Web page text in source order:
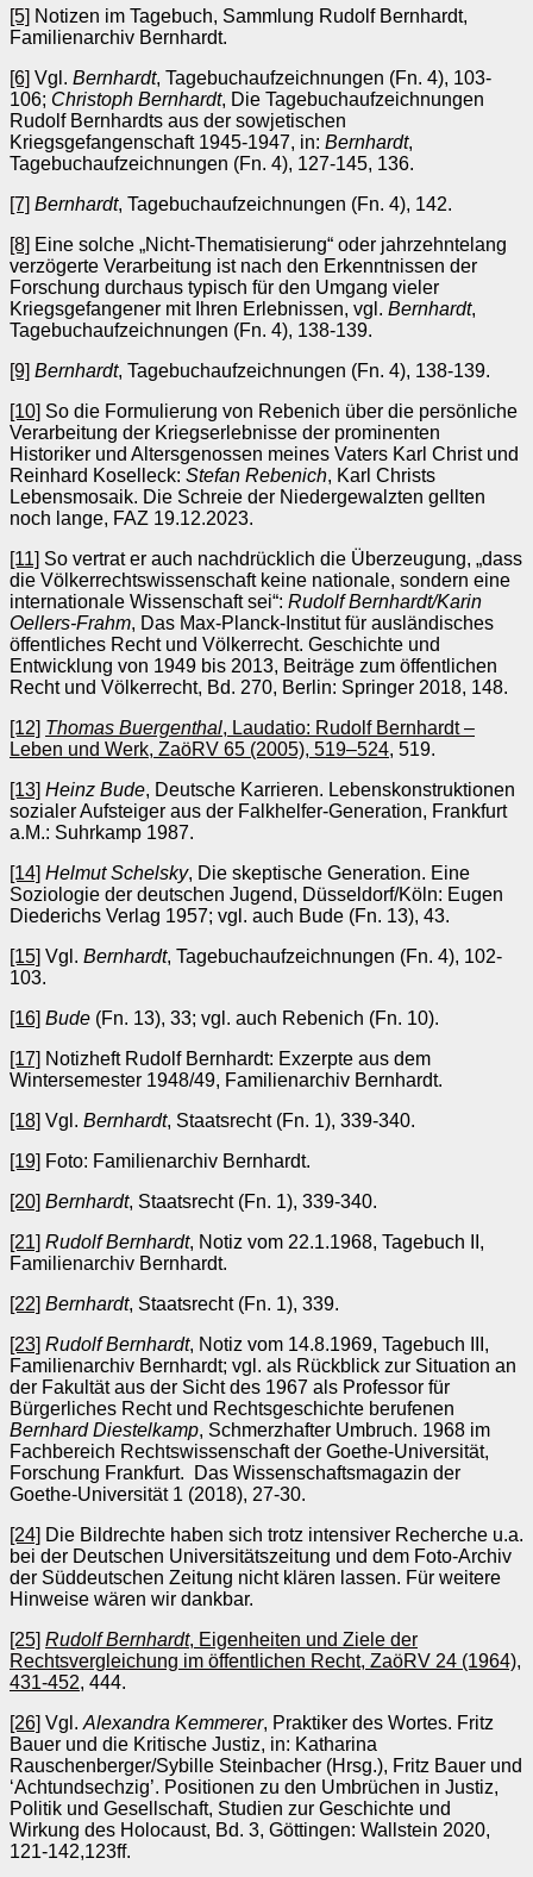
[5] Notizen im Tagebuch, Sammlung Rudolf Bernhardt,
Familienarchiv Bernhardt.
[6] Vgl. Bernhardt, Tagebuchaufzeichnungen (Fn. 4), 103-
106; Christoph Bernhardt, Die Tagebuchaufzeichnungen
Rudolf Bernhardts aus der sowjetischen
Kriegsgefangenschaft 1945-1947, in: Bernhardt,
Tagebuchaufzeichnungen (Fn. 4), 127-145, 136.
[7] Bernhardt, Tagebuchaufzeichnungen (Fn. 4), 142.
[8] Eine solche „Nicht-Thematisierung“ oder jahrzehntelang
verzögerte Verarbeitung ist nach den Erkenntnissen der
Forschung durchaus typisch für den Umgang vieler
Kriegsgefangener mit Ihren Erlebnissen, vgl. Bernhardt,
Tagebuchaufzeichnungen (Fn. 4), 138-139.
[9] Bernhardt, Tagebuchaufzeichnungen (Fn. 4), 138-139.
[10] So die Formulierung von Rebenich über die persönliche
Verarbeitung der Kriegserlebnisse der prominenten
Historiker und Altersgenossen meines Vaters Karl Christ und
Reinhard Koselleck: Stefan Rebenich, Karl Christs
Lebensmosaik. Die Schreie der Niedergewalzten gellten
noch lange, FAZ 19.12.2023.
[11] So vertrat er auch nachdrücklich die Überzeugung, „dass
die Völkerrechtswissenschaft keine nationale, sondern eine
internationale Wissenschaft sei“: Rudolf Bernhardt/Karin
Oellers-Frahm, Das Max-Planck-Institut für ausländisches
öffentliches Recht und Völkerrecht. Geschichte und
Entwicklung von 1949 bis 2013, Beiträge zum öffentlichen
Recht und Völkerrecht, Bd. 270, Berlin: Springer 2018, 148.
[12] Thomas Buergenthal, Laudatio: Rudolf Bernhardt –
Leben und Werk, ZaöRV 65 (2005), 519–524, 519.
[13] Heinz Bude, Deutsche Karrieren. Lebenskonstruktionen
sozialer Aufsteiger aus der Falkhelfer-Generation, Frankfurt
a.M.: Suhrkamp 1987.
[14] Helmut Schelsky, Die skeptische Generation. Eine
Soziologie der deutschen Jugend, Düsseldorf/Köln: Eugen
Diederichs Verlag 1957; vgl. auch Bude (Fn. 13), 43.
[15] Vgl. Bernhardt, Tagebuchaufzeichnungen (Fn. 4), 102-
103.
[16] Bude (Fn. 13), 33; vgl. auch Rebenich (Fn. 10).
[17] Notizheft Rudolf Bernhardt: Exzerpte aus dem
Wintersemester 1948/49, Familienarchiv Bernhardt.
[18] Vgl. Bernhardt, Staatsrecht (Fn. 1), 339-340.
[19] Foto: Familienarchiv Bernhardt.
[20] Bernhardt, Staatsrecht (Fn. 1), 339-340.
[21] Rudolf Bernhardt, Notiz vom 22.1.1968, Tagebuch II,
Familienarchiv Bernhardt.
[22] Bernhardt, Staatsrecht (Fn. 1), 339.
[23] Rudolf Bernhardt, Notiz vom 14.8.1969, Tagebuch III,
Familienarchiv Bernhardt; vgl. als Rückblick zur Situation an
der Fakultät aus der Sicht des 1967 als Professor für
Bürgerliches Recht und Rechtsgeschichte berufenen
Bernhard Diestelkamp, Schmerzhafter Umbruch. 1968 im
Fachbereich Rechtswissenschaft der Goethe-Universität,
Forschung Frankfurt. Das Wissenschaftsmagazin der
Goethe-Universität 1 (2018), 27-30.
[24] Die Bildrechte haben sich trotz intensiver Recherche u.a.
bei der Deutschen Universitätszeitung und dem Foto-Archiv
der Süddeutschen Zeitung nicht klären lassen. Für weitere
Hinweise wären wir dankbar.
[25] Rudolf Bernhardt, Eigenheiten und Ziele der
Rechtsvergleichung im öffentlichen Recht, ZaöRV 24 (1964),
431-452, 444.
[26] Vgl.Alexandra Kemmerer, Praktiker des Wortes. Fritz
Bauer und die Kritische Justiz, in: Katharina
Rauschenberger/Sybille Steinbacher (Hrsg.), Fritz Bauer und
‘Achtundsechzig’. Positionen zu den Umbrüchen in Justiz,
Politik und Gesellschaft, Studien zur Geschichte und
Wirkung des Holocaust, Bd. 3, Göttingen: Wallstein 2020,
121-142,123ff.